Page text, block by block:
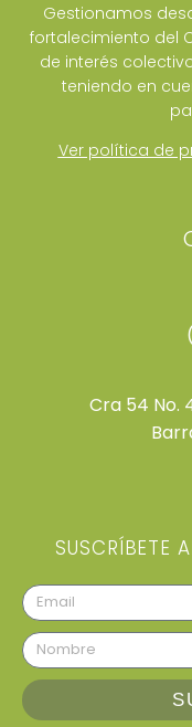
Gestionamos
fortalecimiento del
de interés
teniendo en
Ver política de
Cra 54 No.
SUSCRÍBETE